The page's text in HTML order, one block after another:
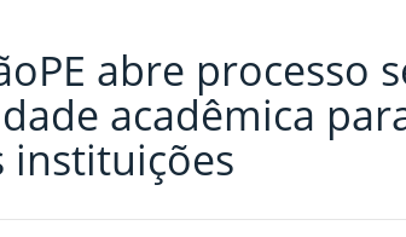
abre processo
acadêmica
instituições